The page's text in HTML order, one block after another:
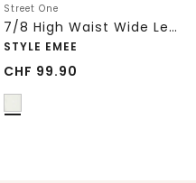
Street One
7/8 High Waist Wide Leg Jeans im Loose Fit
STYLE EMEE
CHF 99.90